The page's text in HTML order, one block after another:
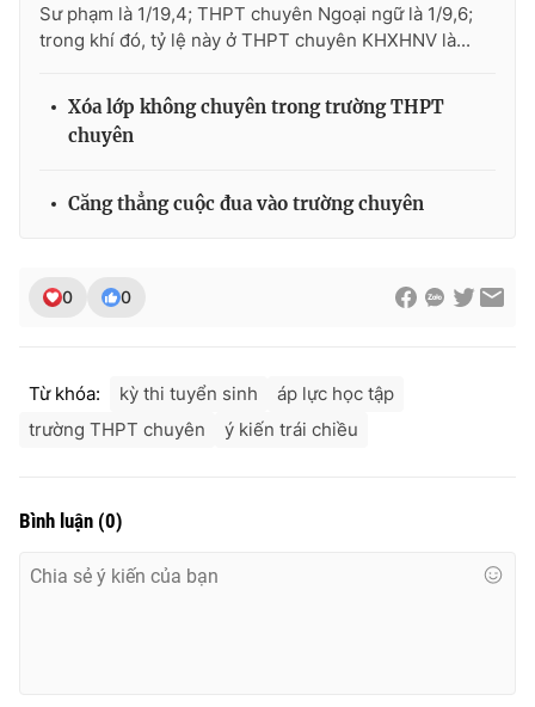
Sư phạm là 1/19,4; THPT chuyên Ngoại ngữ là 1/9,6;
trong khí đó, tỷ lệ này ở THPT chuyên KHXHNV là...
Xóa lớp không chuyên trong trường THPT
chuyên
Căng thẳng cuộc đua vào trường chuyên
0 0
Từ khóa: kỳ thi tuyển sinh
áp lực học tập
trường THPT chuyên
ý kiến trái chiều
Bình luận (0)